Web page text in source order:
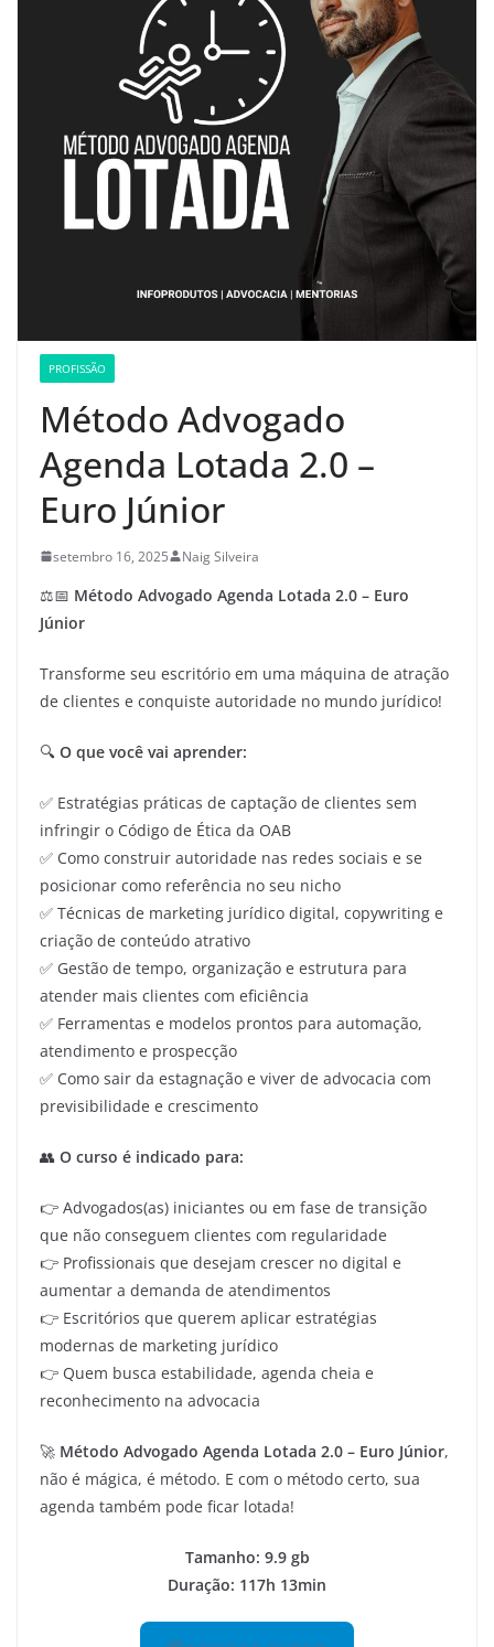
PROFISSÃO
Método Advogado
Agenda Lotada 2.0 –
Euro Júnior
setembro 16, 2025 Naig Silveira
⚖️📅 Método Advogado Agenda Lotada 2.0 – Euro
Júnior
Transforme seu escritório em uma máquina de atração
de clientes e conquiste autoridade no mundo jurídico!
🔍 O que você vai aprender:
✅ Estratégias práticas de captação de clientes sem
infringir o Código de Ética da OAB
✅ Como construir autoridade nas redes sociais e se
posicionar como referência no seu nicho
✅ Técnicas de marketing jurídico digital, copywriting e
criação de conteúdo atrativo
✅ Gestão de tempo, organização e estrutura para
atender mais clientes com eficiência
✅ Ferramentas e modelos prontos para automação,
atendimento e prospecção
✅ Como sair da estagnação e viver de advocacia com
previsibilidade e crescimento
👥 O curso é indicado para:
👉 Advogados(as) iniciantes ou em fase de transição
que não conseguem clientes com regularidade
👉 Profissionais que desejam crescer no digital e
aumentar a demanda de atendimentos
👉 Escritórios que querem aplicar estratégias
modernas de marketing jurídico
👉 Quem busca estabilidade, agenda cheia e
reconhecimento na advocacia
🚀 Método Advogado Agenda Lotada 2.0 – Euro Júnior,
não é mágica, é método. E com o método certo, sua
agenda também pode ficar lotada!
Tamanho: 9.9 gb
Duração: 117h 13min